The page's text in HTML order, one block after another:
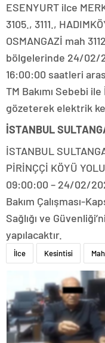
ESENYURT ilce
3105., 3111.,
OSMANGAZİ mah
bölgelerinde 24/02/
16:00:00 saatleri
TM Bakımı Sebebi
gözeterek elektrik
İSTANBUL
İSTANBUL
PİRİNÇÇİ KÖYÜ
09:00:00 – 24/02/
Bakım Çalışması-
Sağlığı ve
yapılacaktır.
İlce Kesintisi Mah